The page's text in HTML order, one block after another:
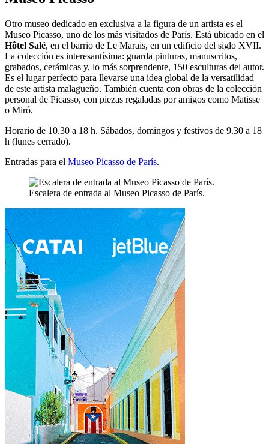
Otro museo dedicado en exclusiva a la figura de un artista es el
Museo Picasso, uno de los más visitados de París. Está ubicado en el
Hôtel Salé, en el barrio de Le Marais, en un edificio del siglo XVII.
La colección es interesantísima: guarda pinturas, manuscritos,
grabados, cerámicas y, lo más sorprendente, 150 esculturas del autor.
Es el lugar perfecto para llevarse una idea global de la versatilidad
de este artista malagueño. También cuenta con obras de la colección
personal de Picasso, con piezas regaladas por amigos como Matisse
o Miró.
Horario de 10.30 a 18 h. Sábados, domingos y festivos de 9.30 a 18
h (lunes cerrado).
Entradas para el Museo Picasso de París.
Escalera de entrada al Museo Picasso de París.